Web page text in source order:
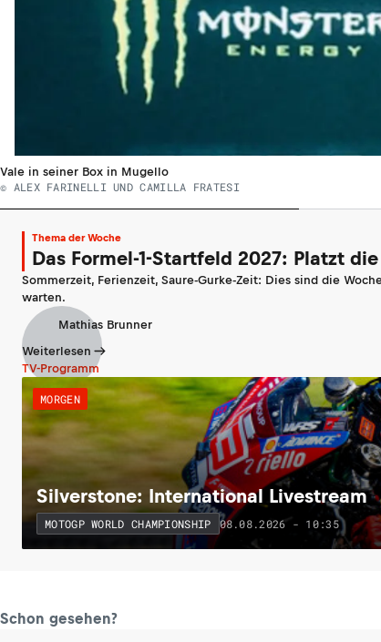
Vale in seiner Box in Mugello
© ALEX FARINELLI UND CAMILLA FRATESI
Thema der Woche
Das Formel-1-Startfeld 2027: Platzt
Sommerzeit, Ferienzeit, Saure-Gurke-Zeit: Dies sind die
warten.
Mathias Brunner
Weiterlesen
TV-Programm
MORGEN
Silverstone: International Livestream
MOTOGP WORLD CHAMPIONSHIP 08.08.2026 - 10:35
Schon gesehen?